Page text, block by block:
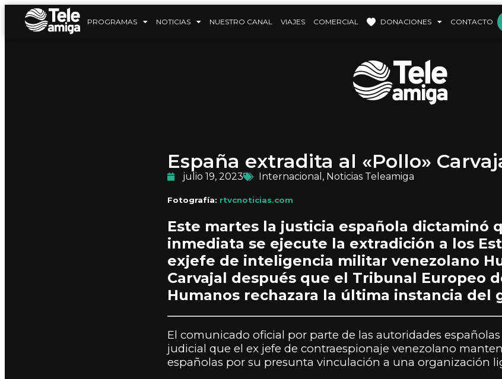
PROGRAMAS NOTICIAS NUESTRO CANAL VIAJES COMERCIAL DONACIONES CONTACTO
España extradita al «Pollo»
julio 19, 2023 Internacional , Noticias Teleamiga
Fotografía: rtvcnoticias.com
Este martes la justicia española dictaminó
inmediata se ejecute la extradición a los
exjefe de inteligencia militar venezolano
Carvajal después que el Tribunal Europeo
Humanos rechazara la última instancia del
El comunicado oficial por parte de las autoridades
judicial que el ex jefe de contraespionaje venezolano
españolas por su presunta vinculación a una organización